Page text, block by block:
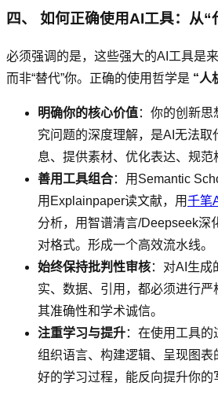
四、 如何正确使用AI工具：从“
必须强调的是，这些强大的AI工具是来
而非“替代”你。正确的使用哲学是 “人
明确你的核心价值：你的创新
究问题的深度理解，是AI无法取
息、提供素材、优化表达、规范
善用工具组合：用Semantic
用Explainpaper读文献，用千笔
分析，用智谱清言/Deepseek深
对格式。形成一个高效流水线。
始终保持批判性审核：对AI生成
实、数据、引用，都必须进行
其准确性和学术诚信。
注重学习与提升：在使用工具
组织语言、构建逻辑、呈现图表
好的学习过程，能反向提升你的